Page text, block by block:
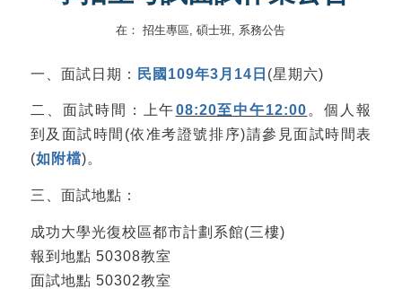
在：招生專區,碩士班, 系務公告
一、面試日期： 民國109年3月14日 (星期六)
二、面試時間：上午08:20至中午12:00 。個人報
到及面試時間(依准考證號排序)請參見面試時間表
(如附檔)。
三、面試地點：
成功大學光復校區都市計劃系館(三樓)
報到地點 50308教室
面試地點 50302教室